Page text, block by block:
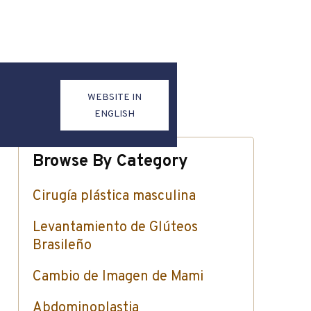
WEBSITE IN
ENGLISH
Browse By Category
Cirugía plástica masculina
Levantamiento de Glúteos
Brasileño
Cambio de Imagen de Mami